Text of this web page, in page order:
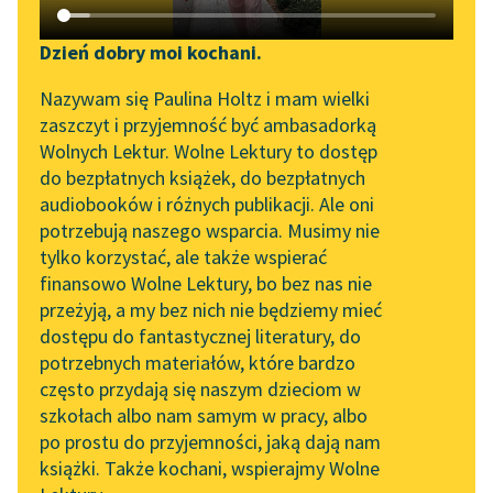
Katalog DAISY
Podkasty o książkach
Zgłoś brak utworu
Aktualności
Zapraszamy na spotkanie
online z tłumaczkami
literatury skandynawskiej
Spotkanie z Katarzyną
Tunkiel w Oslo
Wolne Lektury na 32.
Pol’and’Rock Festivalu
„Kochanek Lady
Chatterley” do słuchania
na Wolnych Lekturach
Nowy audiobook –
Narzędzia
Mapa Wolnych Lektur
Leśmianator
Przewodnik dla piszących i
czytających
API
OAI-PMH
Widget Wolnych Lektur
Przypisy
Dzień dobry moi kochani.
Nazywam się Paulina Holtz i mam wielki
zaszczyt i przyjemność być ambasadorką
Wolnych Lektur. Wolne Lektury to dostęp
do bezpłatnych książek, do bezpłatnych
audiobooków i różnych publikacji. Ale oni
potrzebują naszego wsparcia. Musimy nie
tylko korzystać, ale także wspierać
finansowo Wolne Lektury, bo bez nas nie
przeżyją, a my bez nich nie będziemy mieć
dostępu do fantastycznej literatury, do
potrzebnych materiałów, które bardzo
często przydają się naszym dzieciom w
szkołach albo nam samym w pracy, albo
po prostu do przyjemności, jaką dają nam
książki. Także kochani, wspierajmy Wolne
Stanisław Wyspiański
KORA
O matko, przykrać ta
koszula,
którą przywdzieję,
ślubna jemu,
przemieszkująca tam
w pustoszy.
O...
Czytaj więcej
Stanisław Wyspiański